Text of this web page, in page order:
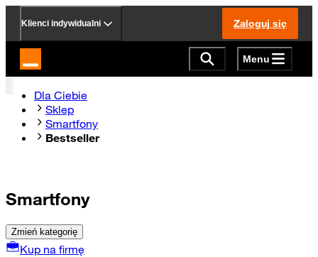
Klienci indywidualni Zaloguj się
Strona główna Orange.pl Menu
Dla Ciebie
Sklep
Smartfony
Bestseller
Smartfony
Zmień kategorię
Kup na firmę